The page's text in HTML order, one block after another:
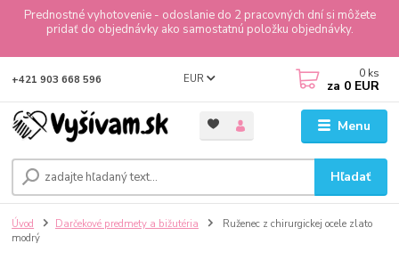
Prednostné vyhotovenie - odoslanie do 2 pracovných dní si môžete
pridať do objednávky ako samostatnú položku objednávky.
Menu
EUR
Hľadať
+421 903 668 596 0 ks
za 0 EUR
Úvod Darčekové predmety a bižutéria
Ruženec z chirurgickej ocele zlato
modrý